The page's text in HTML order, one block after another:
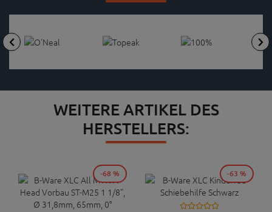
WEITERE ARTIKEL DES
HERSTELLERS:
-68 % -63 %